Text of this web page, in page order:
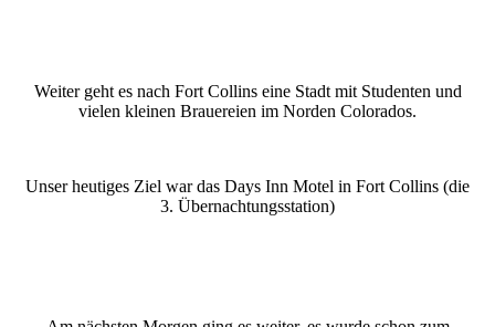
Weiter geht es nach Fort Collins eine Stadt mit Studenten und
vielen kleinen Brauereien im Norden Colorados.
Unser heutiges Ziel war das Days Inn Motel in Fort Collins (die
3. Übernachtungsstation)